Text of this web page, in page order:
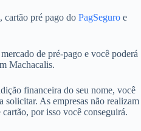
, cartão pré pago do PagSeguro e
de pré-pago e você poderá
Machacalis.
financeira do seu nome, você
solicitar. As empresas não realizam
por isso você conseguirá.